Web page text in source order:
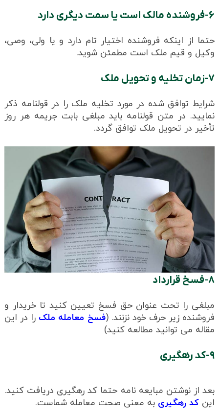
۶-فروشنده مالک است یا سمت دیگری دارد
حتما از اینکه فروشنده اختیار تام دارد و یا ولی، وصی،
وکیل و قیم ملک است مطمئن شوید.
۷-زمان تخلیه و تحویل ملک
شرایط توافق شده در مورد تخلیه ملک را در قولنامه ذکر
نمایید. در متن قولنامه باید مبلغی بابت جریمه هر روز
تأخیر در تحویل ملک توافق گردد.
۸-فسخ قرارداد
مبلغی را تحت عنوان حق فسخ تعیین کنید تا خریدار و
فروشنده زیر حرف خود نزنند. (فسخ معامله ملک را در این
مقاله می توانید مطالعه کنید)
۹-کد رهگیری
بعد از نوشتن مبایعه نامه حتما کد رهگیری دریافت کنید.
این کد رهگیری به معنی صحت معامله شماست.